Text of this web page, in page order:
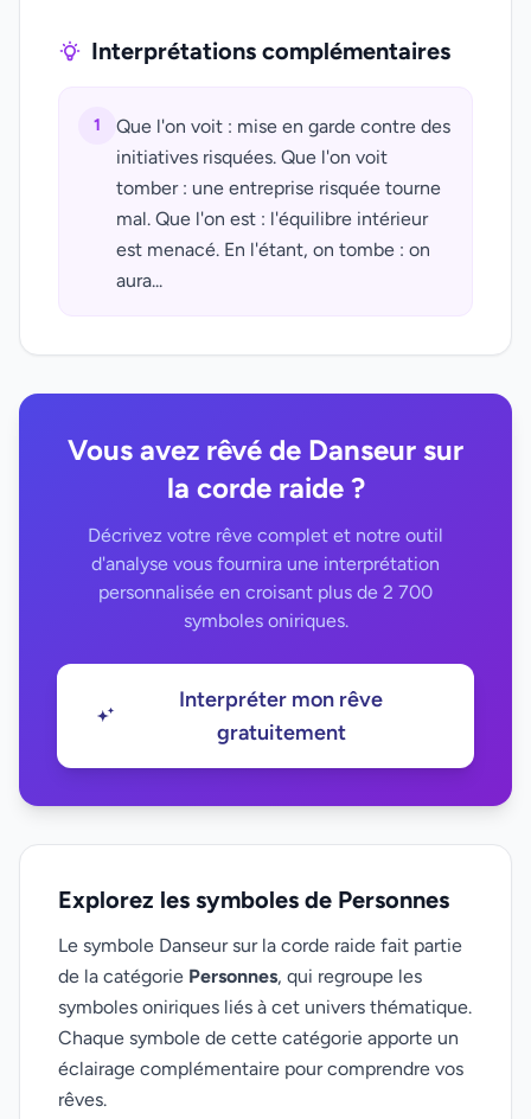
Interprétations complémentaires
1
Que l'on voit : mise en garde contre des
initiatives risquées. Que l'on voit
tomber : une entreprise risquée tourne
mal. Que l'on est : l'équilibre intérieur
est menacé. En l'étant, on tombe : on
aura...
Vous avez rêvé de Danseur sur
la corde raide ?
Décrivez votre rêve complet et notre outil
d'analyse vous fournira une interprétation
personnalisée en croisant plus de 2 700
symboles oniriques.
Interpréter mon rêve
gratuitement
Explorez les symboles de Personnes
Le symbole Danseur sur la corde raide fait partie
de la catégorie Personnes, qui regroupe les
symboles oniriques liés à cet univers thématique.
Chaque symbole de cette catégorie apporte un
éclairage complémentaire pour comprendre vos
rêves.